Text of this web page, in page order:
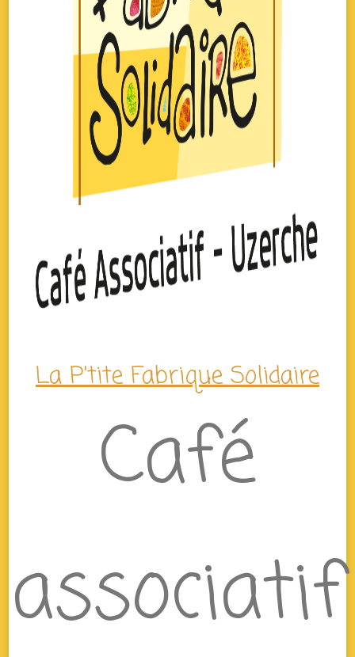
La P'tite Fabrique Solidaire
Café
associatif